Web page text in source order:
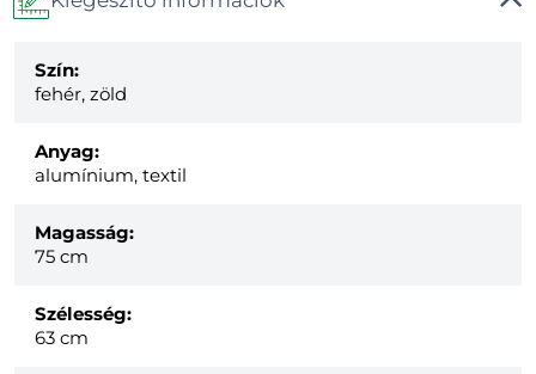
Szín:
fehér, zöld
Anyag:
alumínium, textil
Magasság:
75 cm
Szélesség:
63 cm